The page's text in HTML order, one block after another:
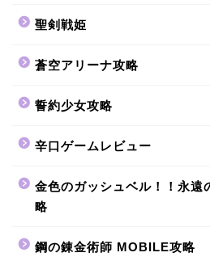
聖剣戦姫
蒼空アリーナ攻略
誓約少女攻略
辛口ゲームレビュー
金色のガッシュベル！！永遠
略
鋼の錬金術師 MOBILE攻略